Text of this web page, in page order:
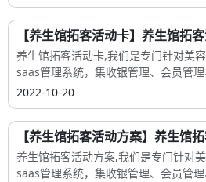
【养生馆拓客活动卡】养生馆拓
养生馆拓客活动卡,我们是专门针对美
saas管理系统，集收银管理、会员管
2022-10-20
【养生馆拓客活动方案】养生馆
养生馆拓客活动方案,我们是专门针对
saas管理系统，集收银管理、会员管